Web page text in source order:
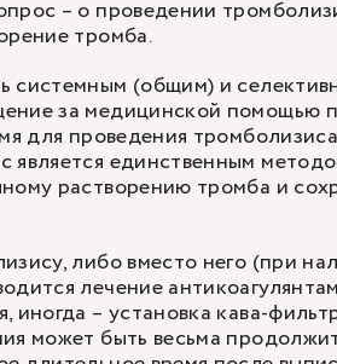
– о проведении
тромба.
системным (общим) и
за медицинской помощью
для проведения
единственным
растворению тромба и
либо вместо него (при
лечение
иногда – установка кава-
может быть весьма